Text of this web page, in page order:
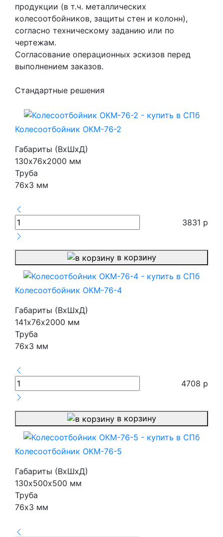
продукции (в т.ч. металлических
колесоотбойников, защиты стен и колонн),
согласно техническому заданию или по
чертежам.
Согласование операционных эскизов перед
выполнением заказов.
Стандартные решения
Колесоотбойник ОКМ-76-2
Габариты (ВхШхД)
130х76х2000 мм
Труба
76х3 мм
3831 р
в корзину
Колесоотбойник ОКМ-76-4
Габариты (ВхШхД)
141х76х2000 мм
Труба
76х3 мм
4708 р
в корзину
Колесоотбойник ОКМ-76-5
Габариты (ВхШхД)
130х500х500 мм
Труба
76х3 мм